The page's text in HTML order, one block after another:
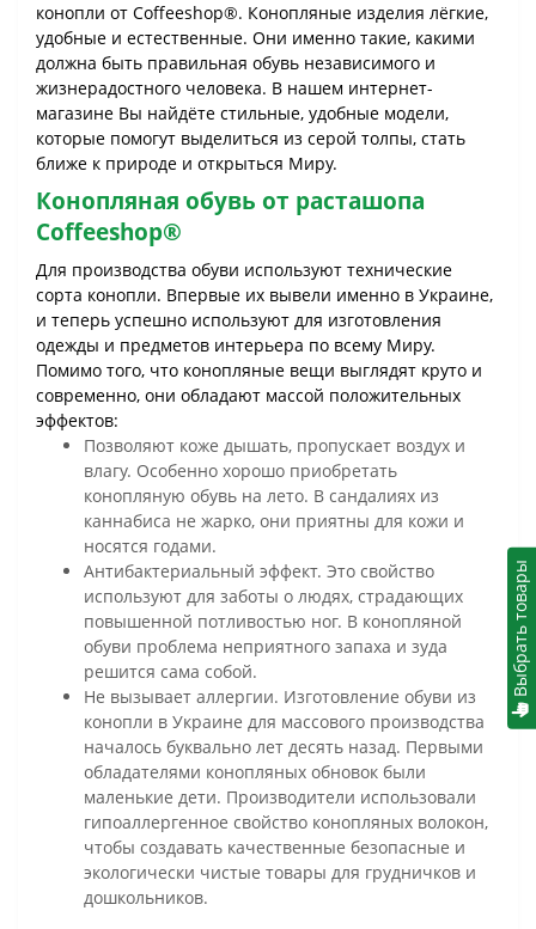
Выбрать товары
конопли от Coffeeshop®. Конопляные изделия лёгкие,
удобные и естественные. Они именно такие, какими
должна быть правильная обувь независимого и
жизнерадостного человека. В нашем интернет-
магазине Вы найдёте стильные, удобные модели,
которые помогут выделиться из серой толпы, стать
ближе к природе и открыться Миру.
Конопляная обувь от расташопа
Coffeeshop®
Для производства обуви используют технические
сорта конопли. Впервые их вывели именно в Украине,
и теперь успешно используют для изготовления
одежды и предметов интерьера по всему Миру.
Помимо того, что конопляные вещи выглядят круто и
современно, они обладают массой положительных
эффектов:
Позволяют коже дышать, пропускает воздух и
влагу. Особенно хорошо приобретать
конопляную обувь на лето. В сандалиях из
каннабиса не жарко, они приятны для кожи и
носятся годами.
Антибактериальный эффект. Это свойство
используют для заботы о людях, страдающих
повышенной потливостью ног. В конопляной
обуви проблема неприятного запаха и зуда
решится сама собой.
Не вызывает аллергии. Изготовление обуви из
конопли в Украине для массового производства
началось буквально лет десять назад. Первыми
обладателями конопляных обновок были
маленькие дети. Производители использовали
гипоаллергенное свойство конопляных волокон,
чтобы создавать качественные безопасные и
экологически чистые товары для грудничков и
дошкольников.